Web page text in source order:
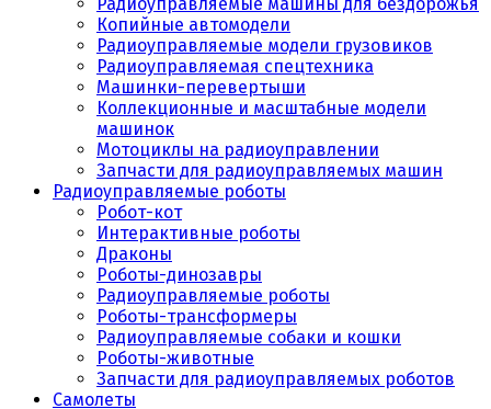
Копийные автомодели
Радиоуправляемые модели грузовиков
Радиоуправляемая спецтехника
Машинки-перевертыши
Коллекционные и масштабные модели
машинок
Мотоциклы на радиоуправлении
Запчасти для радиоуправляемых машин
Радиоуправляемые роботы
Робот-кот
Интерактивные роботы
Драконы
Роботы-динозавры
Радиоуправляемые роботы
Роботы-трансформеры
Радиоуправляемые собаки и кошки
Роботы-животные
Запчасти для радиоуправляемых роботов
Самолеты